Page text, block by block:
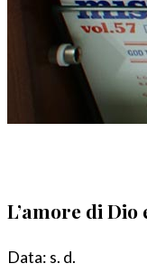
L’amore di
Data: s. d.